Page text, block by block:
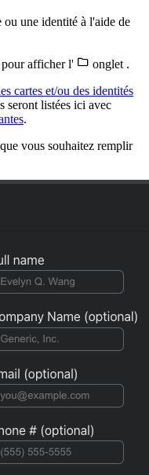
une identité à l'aide de
afficher l'  onglet .
cartes et/ou des identités
seront listées ici avec
.
vous souhaitez remplir